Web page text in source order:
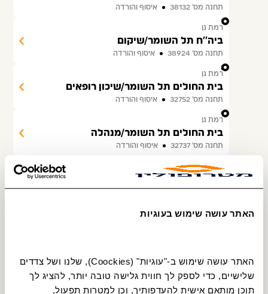
האתר עושה שימוש בעוגיות
תחנה מס׳ 38132 איסוף והורדה
7
רמת גן
ביה''ח תל השומר/שיקום
תחנה מס׳ 38924 איסוף והורדה
8
רמת גן
בית החולים תל השומר/שיכון רופאים
תחנה מס׳ 32752 איסוף והורדה
9
רמת גן
בית החולים תל השומר/מנהלה
תחנה מס׳ 32737 איסוף והורדה
רמת גן
ביה''ח תל השומר/מעבדות
תחנה מס׳ 31490 איסוף והורדה
רמת גן
רמת גן
בית החולים תל השומר/מיון